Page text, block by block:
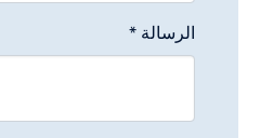
الرسالة *